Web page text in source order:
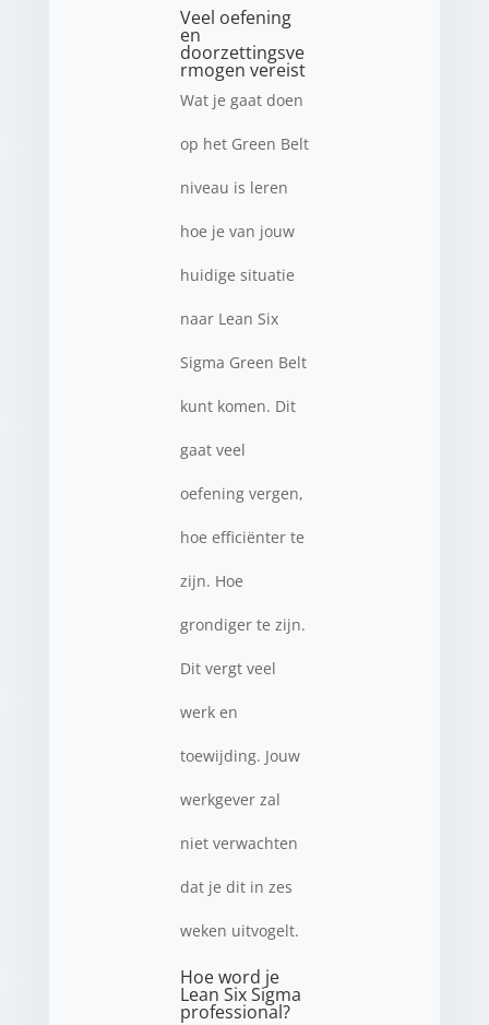
Veel oefening
en
doorzettingsve
rmogen vereist
Wat je gaat doen
op het Green Belt
niveau is leren
hoe je van jouw
huidige situatie
naar Lean Six
Sigma Green Belt
kunt komen. Dit
gaat veel
oefening vergen,
hoe efficiënter te
zijn. Hoe
grondiger te zijn.
Dit vergt veel
werk en
toewijding. Jouw
werkgever zal
niet verwachten
dat je dit in zes
weken uitvogelt.
Hoe word je
Lean Six Sigma
professional?